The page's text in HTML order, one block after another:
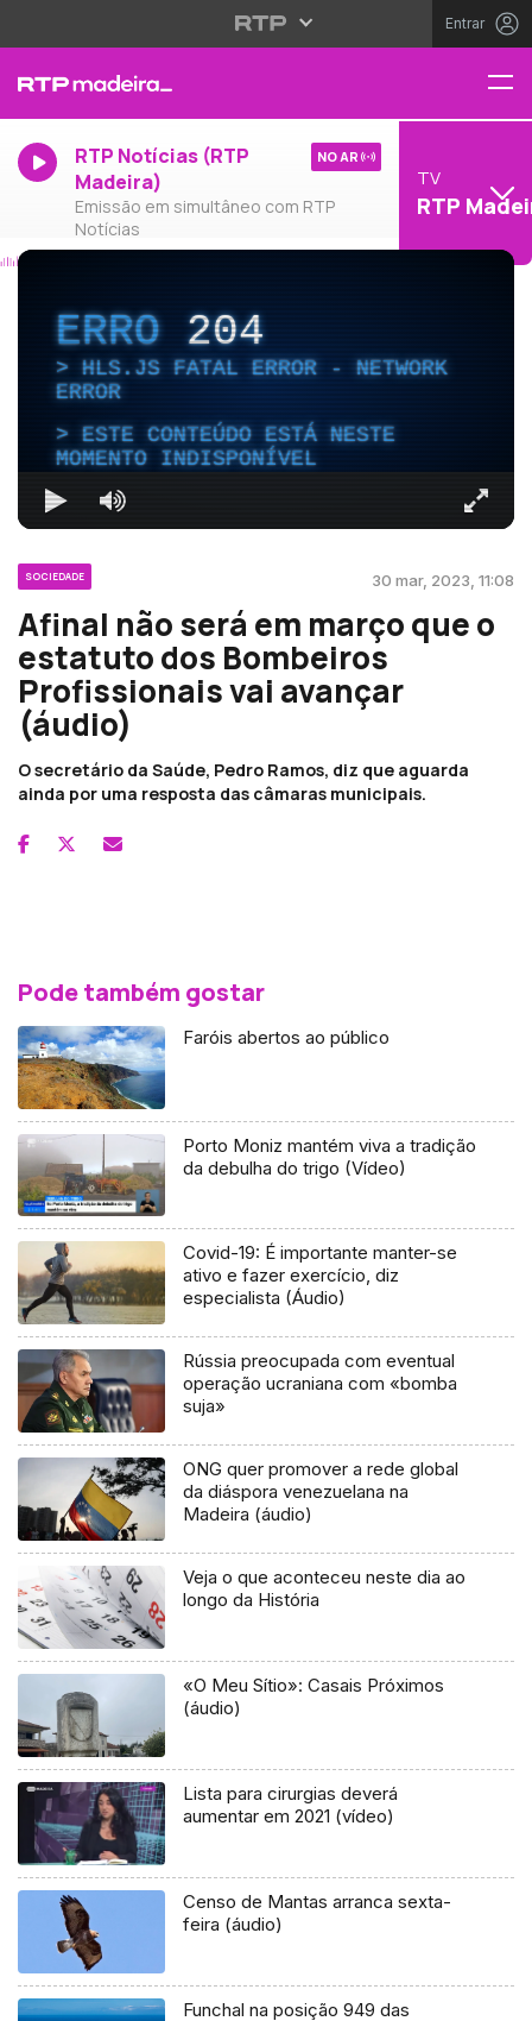
Entrar
RTP Notícias (RTP
Madeira)
Emissão em simultâneo com RTP
Notícias
NO AR
TV
RTP
ERRO204
HLS.JS FATAL ERROR - NETWORK
ERROR
ESTE CONTEÚDO ESTÁ NESTE
MOMENTO INDISPONÍVEL
SOCIEDADE 30 mar, 2023, 11:08
Afinal não será em março que o
estatuto dos Bombeiros
Profissionais vai avançar
(áudio)
O secretário da Saúde, Pedro Ramos, diz que aguarda
ainda por uma resposta das câmaras municipais.
Pode também gostar
Faróis abertos ao público
Porto Moniz mantém viva a tradição
da debulha do trigo (Vídeo)
Covid-19: É importante manter-se
ativo e fazer exercício, diz
especialista (Áudio)
Rússia preocupada com eventual
operação ucraniana com «bomba
suja»
ONG quer promover a rede global
da diáspora venezuelana na
Madeira (áudio)
Veja o que aconteceu neste dia ao
longo da História
«O Meu Sítio»: Casais Próximos
(áudio)
Lista para cirurgias deverá
aumentar em 2021 (vídeo)
Censo de Mantas arranca sexta-
feira (áudio)
Funchal na posição 949 das